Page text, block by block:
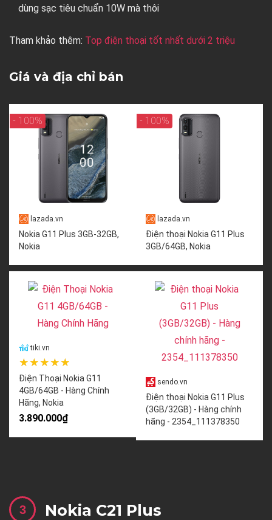
dùng sạc tiêu chuẩn 10W mà thôi
Tham khảo thêm: Top điện thoại tốt nhất dưới 2 triệu
Giá và địa chỉ bán
- 100%
lazada.vn
Nokia G11 Plus 3GB-32GB,
Nokia
- 100%
lazada.vn
Điện thoại Nokia G11 Plus
3GB/64GB, Nokia
tiki.vn
★★★★★
Điện Thoại Nokia G11
4GB/64GB - Hàng Chính
Hãng, Nokia
3.890.000₫
sendo.vn
Điện thoại Nokia G11 Plus
(3GB/32GB) - Hàng chính
hãng - 2354_111378350
Nokia C21 Plus